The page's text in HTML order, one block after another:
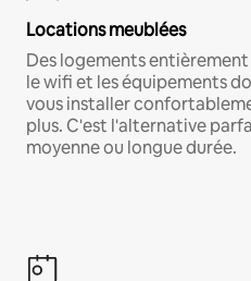
Locations meublées
Des logements
le wifi et les équipements
vous installer
plus. C'est l'alternative
moyenne ou longue durée.